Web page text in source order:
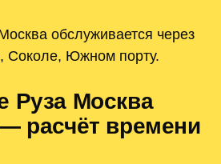
обслуживается через
Соколе, Южном порту.
Руза Москва
расчёт времени